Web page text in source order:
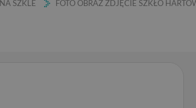
SZKLE FOTO OBRAZ ZDJĘCIE SZKŁO